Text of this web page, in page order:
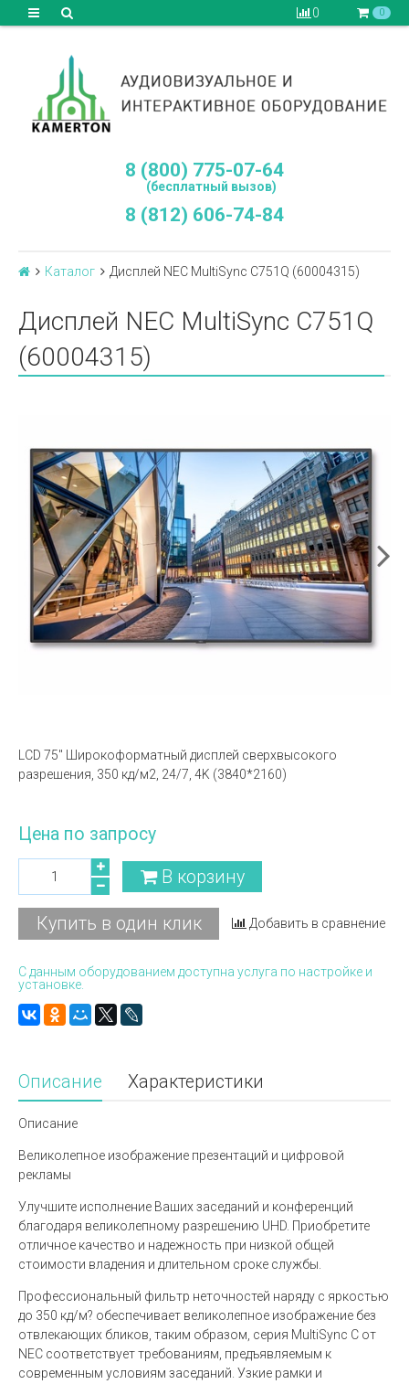
0 0
8 (800) 775-07-64
(бесплатный вызов)
8 (812) 606-74-84
Каталог Дисплей NEC MultiSync C751Q (60004315)
Дисплей NEC MultiSync C751Q
(60004315)
LCD 75" Широкоформатный дисплей сверхвысокого
разрешения, 350 кд/м2, 24/7, 4K (3840*2160)
Цена по запросу
В корзину
Купить в один клик Добавить в сравнение
С данным оборудованием доступна услуга по настройке и
установке.
Описание Характеристики
Описание
Великолепное изображение презентаций и цифровой
рекламы
Улучшите исполнение Ваших заседаний и конференций
благодаря великолепному разрешению UHD. Приобретите
отличное качество и надежность при низкой общей
стоимости владения и длительном сроке службы.
Профессиональный фильтр неточностей наряду с яркостью
до 350 кд/м? обеспечивает великолепное изображение без
отвлекающих бликов, таким образом, серия MultiSync C от
NEC соответствует требованиям, предъявляемым к
современным условиям заседаний. Узкие рамки и